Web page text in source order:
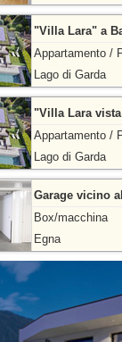
"Villa Lara" a
Appartamento /
Lago di Garda
"Villa Lara
Appartamento /
Lago di Garda
Garage vicino
Box/macchina
Egna